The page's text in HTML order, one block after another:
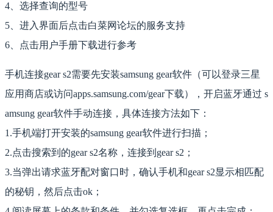
4、选择查询的型号
5、进入界面后点击白菜网论坛的服务支持
6、点击用户手册下载进行参考
手机连接gear s2需要先安装samsung gear软件（可以登录三星
应用商店或访问apps.samsung.com/gear下载），开启蓝牙通过 s
amsung gear软件手动连接，具体连接方法如下：
1.手机端打开安装的samsung gear软件进行扫描；
2.点击搜索到的gear s2名称，连接到gear s2；
3.当弹出请求蓝牙配对窗口时，确认手机和gear s2显示相匹配
的秘钥，然后点击ok；